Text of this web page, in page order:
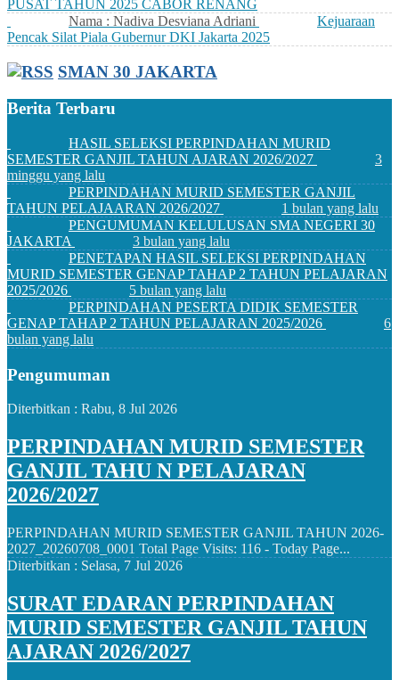
PUSAT TAHUN 2025 CABOR RENANG
Nama : Nadiva Desviana Adriani
Kejuaraan
Pencak Silat Piala Gubernur DKI Jakarta 2025
SMAN 30 JAKARTA
Berita Terbaru
HASIL SELEKSI PERPINDAHAN MURID
SEMESTER GANJIL TAHUN AJARAN 2026/2027
3
minggu yang lalu
PERPINDAHAN MURID SEMESTER GANJIL
TAHUN PELAJAARAN 2026/2027
1 bulan yang lalu
PENGUMUMAN KELULUSAN SMA NEGERI 30
JAKARTA
3 bulan yang lalu
PENETAPAN HASIL SELEKSI PERPINDAHAN
MURID SEMESTER GENAP TAHAP 2 TAHUN PELAJARAN
2025/2026
5 bulan yang lalu
PERPINDAHAN PESERTA DIDIK SEMESTER
GENAP TAHAP 2 TAHUN PELAJARAN 2025/2026
6
bulan yang lalu
Pengumuman
Diterbitkan : Rabu, 8 Jul 2026
PERPINDAHAN MURID SEMESTER
GANJIL TAHU N PELAJARAN
2026/2027
PERPINDAHAN MURID SEMESTER GANJIL TAHUN 2026-
2027_20260708_0001 Total Page Visits: 116 - Today Page...
Diterbitkan : Selasa, 7 Jul 2026
SURAT EDARAN PERPINDAHAN
MURID SEMESTER GANJIL TAHUN
AJARAN 2026/2027